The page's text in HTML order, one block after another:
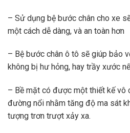
– Sử dụng bệ bước chân cho xe
một cách dễ dàng, và an toàn hơn
– Bệ bước chân ô tô sẽ giúp bảo
không bị hư hỏng, hay trầy xước
– Bề mặt có được một thiết kế vô
đường nổi nhằm tăng độ ma sát
tượng trơn trượt xảy xa.